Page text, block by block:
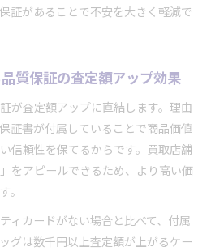
証があることで不安を大きく軽減で
質保証の査定額アップ効果
が査定額アップに直結します。理由
証書が付属していることで商品価値
信頼性を保てるからです。買取店舗
をアピールできるため、より高い価
。
ィカードがない場合と比べて、付属
グは数千円以上査定額が上がるケー